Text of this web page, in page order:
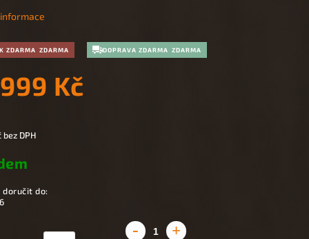
ZDARMA DOPRAVA ZDARMA
Kč
bez DPH
doručit do: